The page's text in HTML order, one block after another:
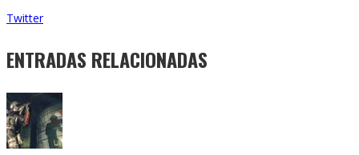
Twitter
ENTRADAS RELACIONADAS